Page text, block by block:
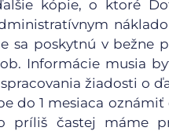
kópie, o ktoré
poskytnú v bežne
Informácie musia
žiadosti o
do 1 mesiaca
príliš častej máme